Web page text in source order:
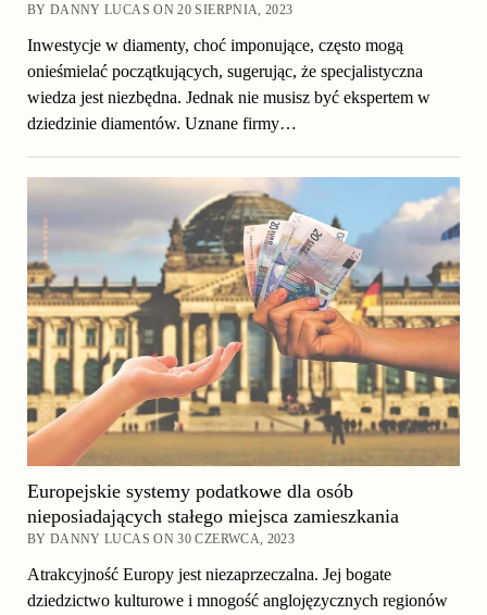
BY DANNY LUCAS ON 20 SIERPNIA, 2023
Inwestycje w diamenty, choć imponujące, często mogą
onieśmielać początkujących, sugerując, że specjalistyczna
wiedza jest niezbędna. Jednak nie musisz być ekspertem w
dziedzinie diamentów. Uznane firmy…
Europejskie systemy podatkowe dla osób
nieposiadających stałego miejsca zamieszkania
BY DANNY LUCAS ON 30 CZERWCA, 2023
Atrakcyjność Europy jest niezaprzeczalna. Jej bogate
dziedzictwo kulturowe i mnogość anglojęzycznych regionów